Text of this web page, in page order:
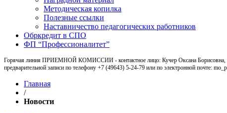
Методическая копилка
Полезные ссылки
Наставничество педагогических работников
Обркредит в СПО
ФП “Профессионалитет”
Горячая линия ПРИЕМНОЙ КОМИССИИ - контактное лицо: Кучер Оксана Борисовна,
предварительной записи по телефону +7 (49643) 5-24-79 или по электронной почте:
Главная
/
Новости